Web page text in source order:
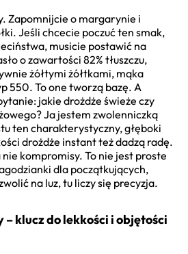
Zapomnijcie o margarynie i
Jeśli chcecie poczuć ten smak,
musicie postawić na
o zawartości 82% tłuszczu,
żółtymi żółtkami, mąka
550. To one tworzą bazę. A
jakie drożdże świeże czy
Ja jestem zwolenniczką
ten charakterystyczny, głęboki
drożdże instant też dadzą radę.
kompromisy. To nie jest proste
dla początkujących,
na luz, tu liczy się precyzja.
klucz do lekkości i objętości